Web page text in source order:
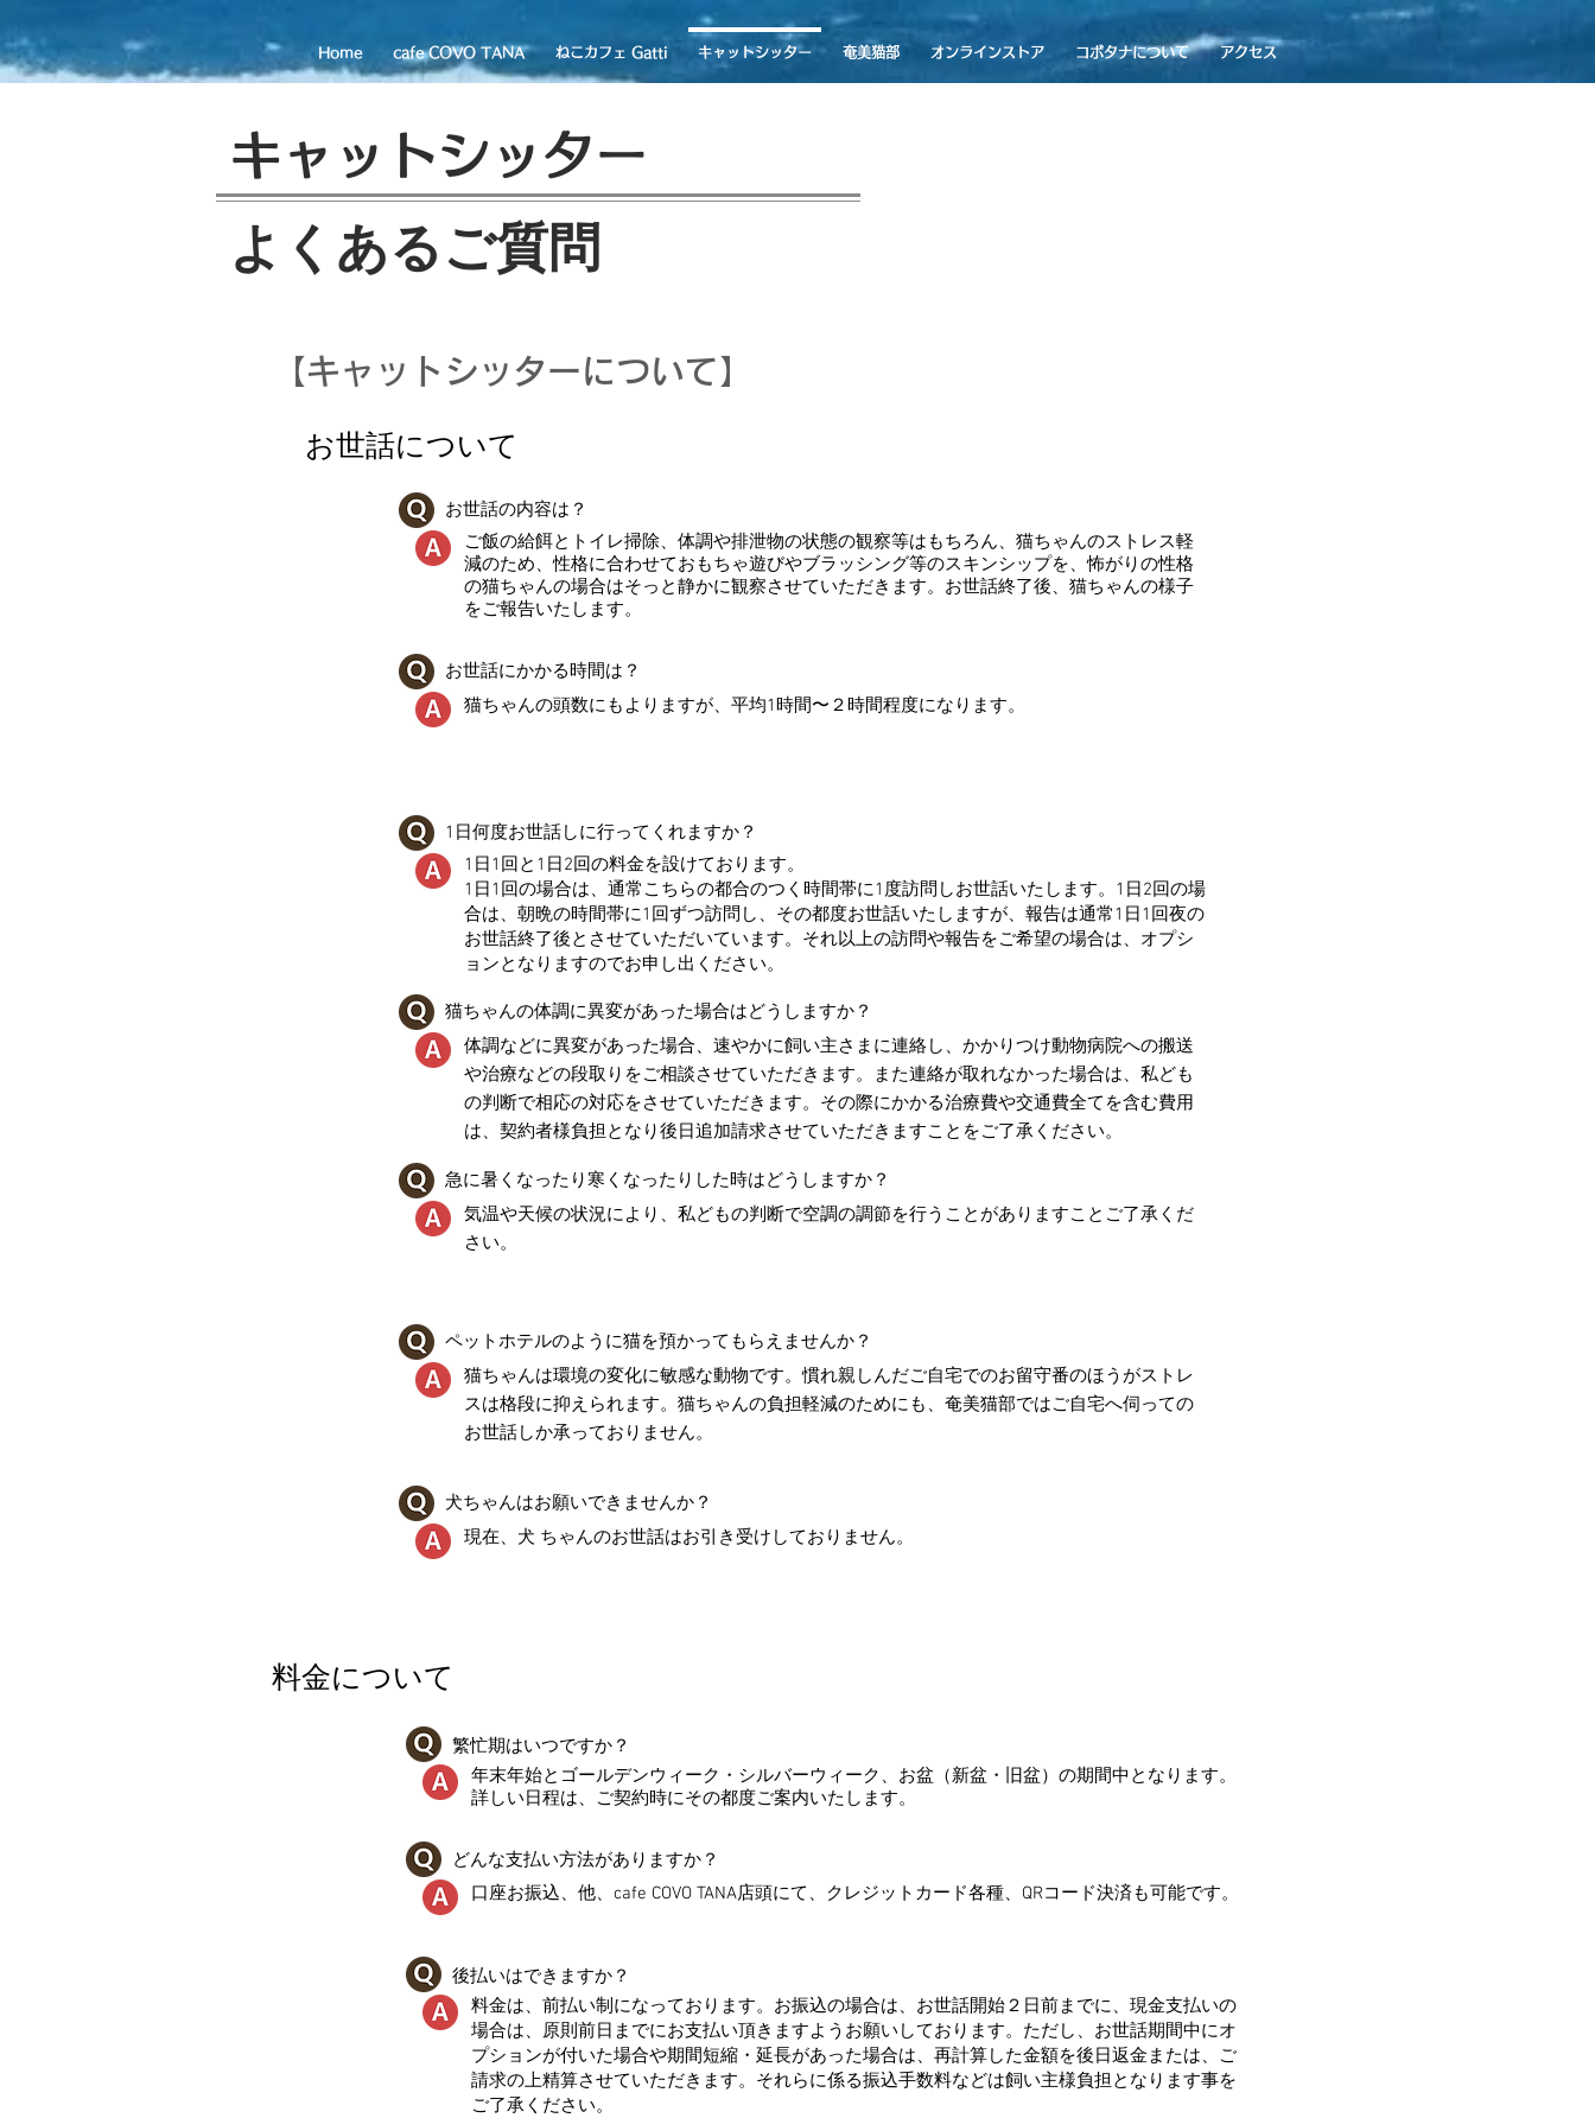
Home cafe COVO TANA ねこカフェ Gatti キャットシッター 奄美猫部 オンラインストア コボタナについて アクセス
キャットシッター
よくあるご質問
【キャットシッターについて】
お世話について
お世話の内容は？
ご飯の給餌とトイレ掃除、体調や排泄物の状態の観察等はもちろん、猫ちゃんのストレス軽
減のため、性格に合わせておもちゃ遊びやブラッシング等のスキンシップを、怖がりの性格
の猫ちゃんの場合はそっと静かに観察させていただきます。お世話終了後、猫ちゃんの様子
をご報告いたします。
お世話にかかる時間は？
猫ちゃんの頭数にもよりますが、平均1時間〜２時間程度になります。
1日何度お世話しに行ってくれますか？
1日1回と1日2回の料金を設けております。
1日1回の場合は、通常こちらの都合のつく時間帯に1度訪問しお世話いたします。1日2回の場
合は、朝晩の時間帯に1回ずつ訪問し、その都度お世話いたしますが、報告は通常1日1回夜の
お世話終了後とさせていただいています。それ以上の訪問や報告をご希望の場合は、オプシ
ョンとなりますのでお申し出ください。
猫ちゃんの体調に異変があった場合はどうしますか？
体調などに異変があった場合、速やかに飼い主さまに連絡し、かかりつけ動物病院への搬送
や治療などの段取りをご相談させていただきます。また連絡が取れなかった場合は、私ども
の判断で相応の対応をさせていただきます。その際にかかる治療費や交通費全てを含む費用
は、契約者様負担となり後日追加請求させていただきますことをご了承ください。
急に暑くなったり寒くなったりした時はどうしますか？
気温や天候の状況により、私どもの判断で空調の調節を行うことがありますことご了承くだ
さい。
ペットホテルのように猫を預かってもらえませんか？
猫ちゃんは環境の変化に敏感な動物です。慣れ親しんだご自宅でのお留守番のほうがストレ
スは格段に抑えられます。猫ちゃんの負担軽減のためにも、奄美猫部ではご自宅へ伺っての
お世話しか承っておりません。
犬ちゃんはお願いできませんか？
現在、犬 ちゃんのお世話はお引き受けしておりません。
料金について
繁忙期はいつですか？
年末年始とゴールデンウィーク・シルバーウィーク、お盆（新盆・旧盆）の期間中となります。
詳しい日程は、ご契約時にその都度ご案内いたします。
どんな支払い方法がありますか？
口座お振込、他、cafe COVO TANA店頭にて、クレジットカード各種、QRコード決済も可能です。
後払いはできますか？
料金は、前払い制になっております。お振込の場合は、お世話開始２日前までに、現金支払いの
場合は、原則前日までにお支払い頂きますようお願いしております。ただし、お世話期間中にオ
プションが付いた場合や期間短縮・延長があった場合は、再計算した金額を後日返金または、ご
請求の上精算させていただきます。それらに係る振込手数料などは飼い主様負担となります事を
ご了承ください。